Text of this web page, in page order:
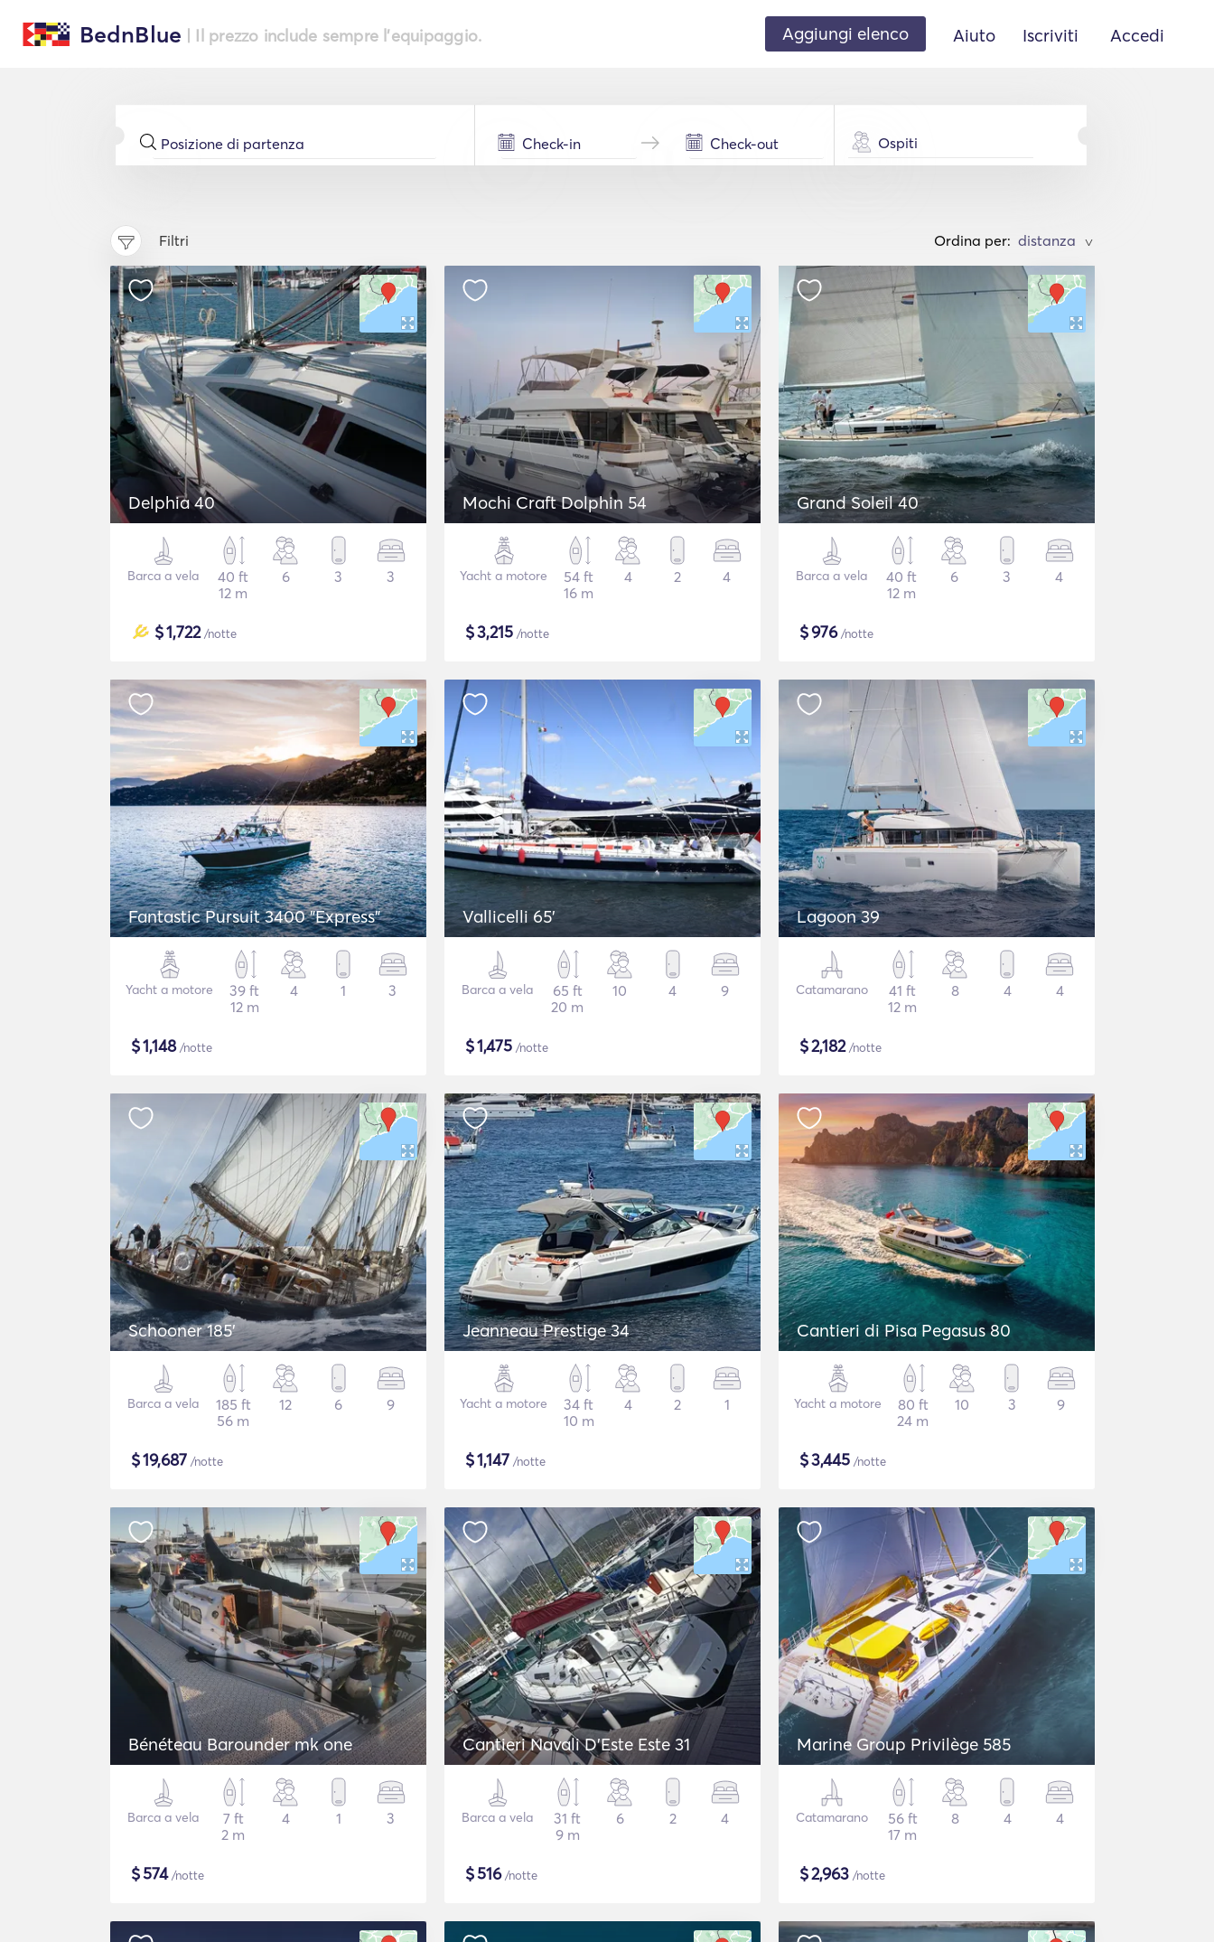
BednBlue | Il prezzo include sempre l'equipaggio. Aggiungi elenco Aiuto Iscriviti Accedi
Ospiti
Filtri Ordina per: >
Delphia 40
Barca a vela
40 ft
12 m
6 3 3
$1,722/notte
Mochi Craft Dolphin 54
Yacht a motore
54 ft
16 m
4 2 4
$3,215 /notte
Grand Soleil 40
Barca a vela
40 ft
12 m
6 3 4
$976/notte
Fantastic Pursuit 3400 "Express"
Yacht a motore
39 ft
12 m
4 1 3
$1,148/notte
Vallicelli 65'
Barca a vela
65 ft
20 m
10 4 9
$1,475 /notte
Lagoon 39
Catamarano
41 ft
12 m
8 4 4
$2,182/notte
Schooner 185'
Barca a vela
185 ft
56 m
12 6 9
$19,687 /notte
Jeanneau Prestige 34
Yacht a motore
34 ft
10 m
4 2 1
$1,147 /notte
Cantieri di Pisa Pegasus 80
Yacht a motore
80 ft
24 m
10 3 9
$3,445 /notte
Bénéteau Barounder mk one
Barca a vela
7 ft
2 m
4 1 3
$574/notte
Cantieri Navali D'Este Este 31
Barca a vela
31 ft
9 m
6 2 4
$516/notte
Marine Group Privilège 585
Catamarano
56 ft
17 m
8 4 4
$2,963 /notte